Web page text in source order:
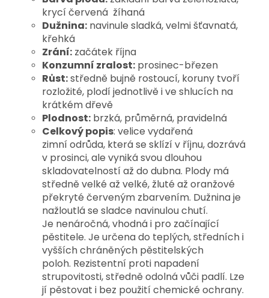
krycí červená žíhaná
Dužnina: navinule sladká, velmi šťavnatá,
křehká
Zrání: začátek října
Konzumní zralost: prosinec-březen
Růst:středně bujně rostoucí, koruny tvoří
rozložité, plodí jednotlivě i ve shlucích na
krátkém dřevě
Plodnost: brzká, průměrná, pravidelná
Celkový popis: velice vydařená
zimní odrůda, která se sklízí v říjnu, dozrává
v prosinci, ale vyniká svou dlouhou
skladovatelností až do dubna. Plody má
středně velké až velké, žluté až oranžové
překryté červeným zbarvením. Dužnina je
nažloutlá se sladce navinulou chutí.
Je nenáročná, vhodná i pro začínající
pěstitele. Je určena do teplých, středních i
vyšších chráněných pěstitelských
poloh. Rezistentní proti napadení
strupovitosti, středně odolná vůči padlí. Lze
jí pěstovat i bez použití chemické ochrany.